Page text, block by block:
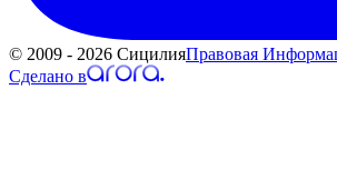
© 2009 - 2026 СицилияПравовая
Сделано в